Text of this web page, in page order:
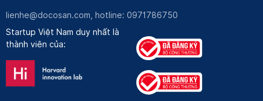
lienhe@docosan.com , hotline: 0971786750
Startup Việt Nam duy nhất là
thành viên của: